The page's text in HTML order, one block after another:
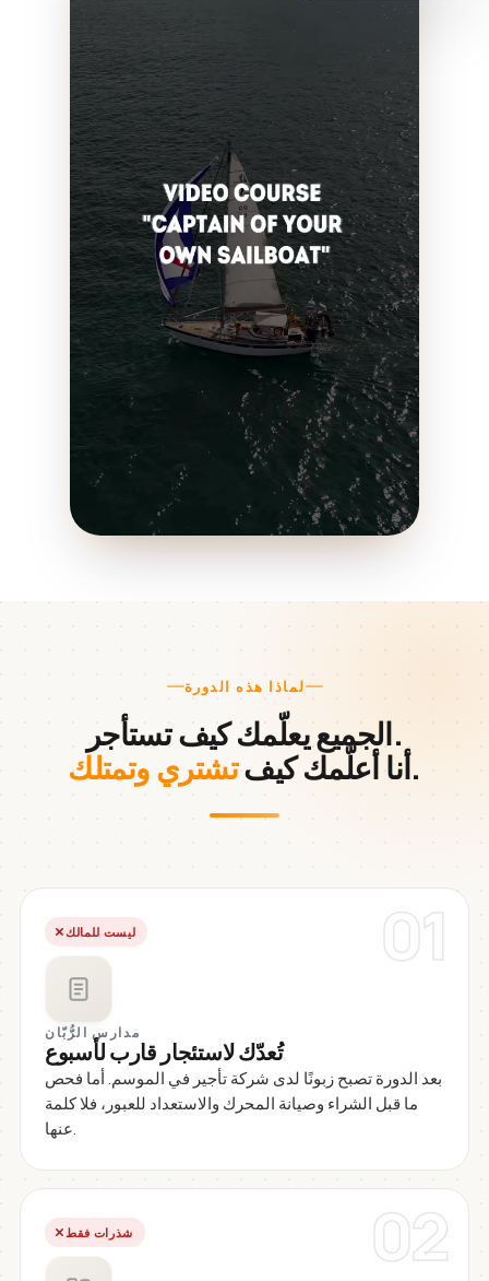
لماذا هذه الدورة
الجميع يعلّمك كيف تستأجر.
أنا أعلّمك كيفتشتري وتمتلك .
01 ليست للمالك
مدارس الرُّبّان
تُعدّك لاستئجار قارب لأسبوع
بعد الدورة تصبح زبونًا لدى شركة تأجير في الموسم. أما فحص
ما قبل الشراء وصيانة المحرك والاستعداد للعبور، فلا كلمة
02 شذرات فقط